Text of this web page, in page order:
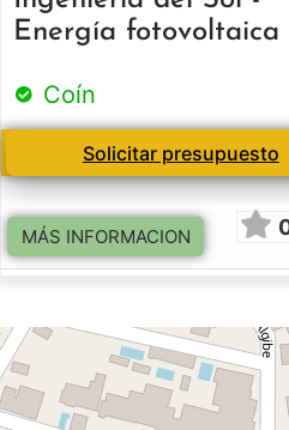
Energía fotovoltaica
Coín
Solicitar presupuesto
MÁS INFORMACION